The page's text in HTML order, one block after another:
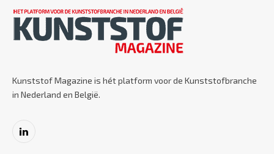
Kunststof Magazine is hét platform voor de Kunststofbranche
in Nederland en België.
LinkedIn